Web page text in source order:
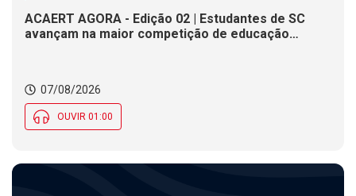
ACAERT AGORA - Edição 02 | Estudantes de SC
avançam na maior competição de educação
Social nesta sexta (7)
07/08/2026
OUVIR 01:00